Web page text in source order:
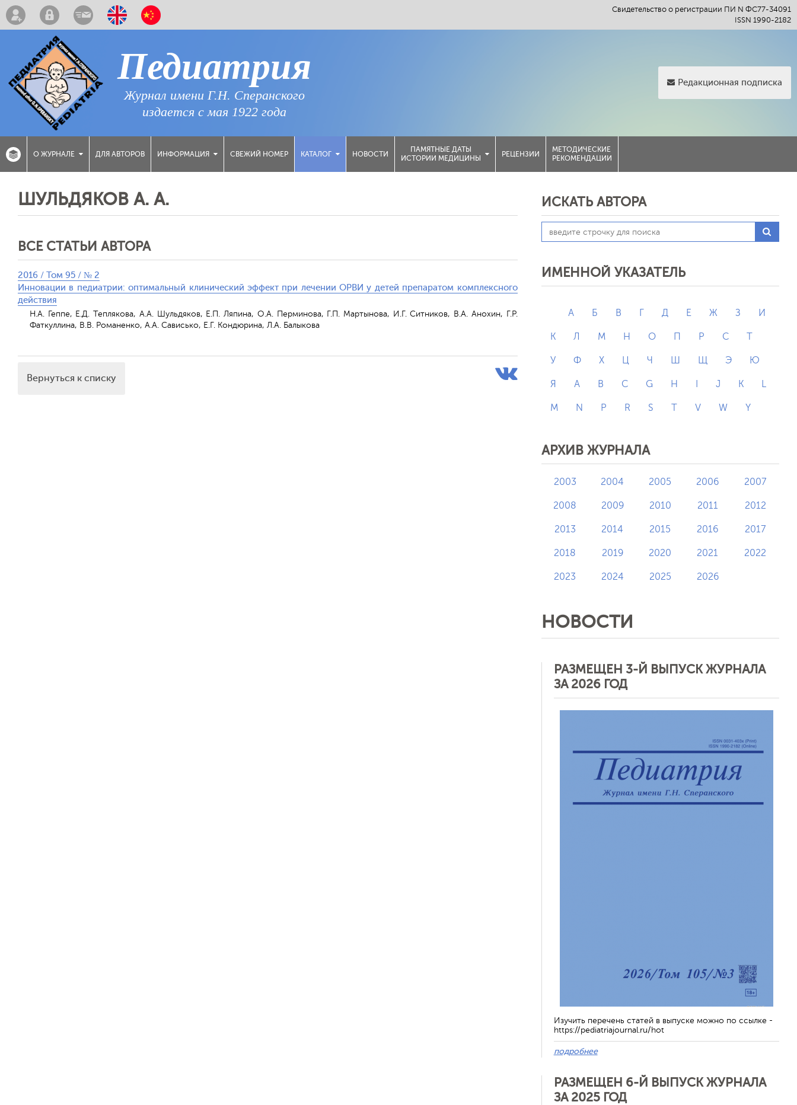
Свидетельство о регистрации ПИ N ФС77-34091
ISSN 1990-2182
Педиатрия
Журнал имени Г.Н. Сперанского
издается с мая 1922 года
Редакционная подписка
О ЖУРНАЛЕ ДЛЯ АВТОРОВ ИНФОРМАЦИЯ СВЕЖИЙ НОМЕР КАТАЛОГ НОВОСТИ
ПАМЯТНЫЕ ДАТЫ
ИСТОРИИ МЕДИЦИНЫ
РЕЦЕНЗИИ
МЕТОДИЧЕСКИЕ
РЕКОМЕНДАЦИИ
ШУЛЬДЯКОВ А. А.
ВСЕ СТАТЬИ АВТОРА
2016 / Том 95 / № 2
Инновации в педиатрии: оптимальный клинический эффект при лечении ОРВИ у детей препаратом комплексного
действия
Н.А. Геппе, Е.Д. Теплякова, А.А. Шульдяков, Е.П. Ляпина, О.А. Перминова, Г.П. Мартынова, И.Г. Ситников, В.А. Анохин, Г.Р.
Фаткуллина, В.В. Романенко, А.А. Сависько, Е.Г. Кондюрина, Л.А. Балыкова
Вернуться к списку
ИСКАТЬ АВТОРА
ИМЕННОЙ УКАЗАТЕЛЬ
А Б В Г Д Е Ж З И
К Л М Н О П Р С Т
У Ф Х Ц Ч Ш Щ Э Ю
Я A B C G H J K L
M N P R S T V W Y
АРХИВ ЖУРНАЛА
2003 2004 2005 2006 2007
2008 2009 2010 2011 2012
2013 2014 2015 2016 2017
2018 2019 2020 2021 2022
2023 2024 2025 2026
НОВОСТИ
РАЗМЕЩЕН 3-Й ВЫПУСК ЖУРНАЛА
ЗА 2026 ГОД
Изучить перечень статей в выпуске можно по ссылке -
https://pediatriajournal.ru/hot
подробнее
РАЗМЕЩЕН 6-Й ВЫПУСК ЖУРНАЛА
ЗА 2025 ГОД